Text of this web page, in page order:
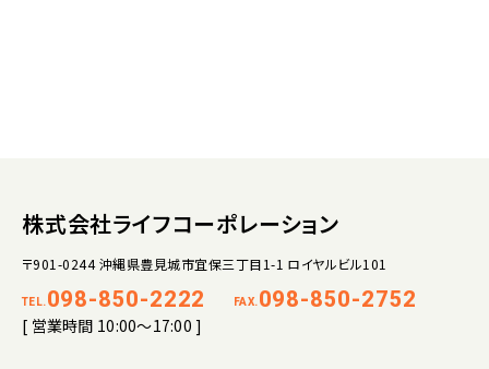
株式会社ライフコーポレーション
〒901-0244 沖縄県豊見城市宜保三丁目1-1 ロイヤルビル101
TEL. 098-850-2222 FAX. 098-850-2752
[ 営業時間 10:00～17:00 ]